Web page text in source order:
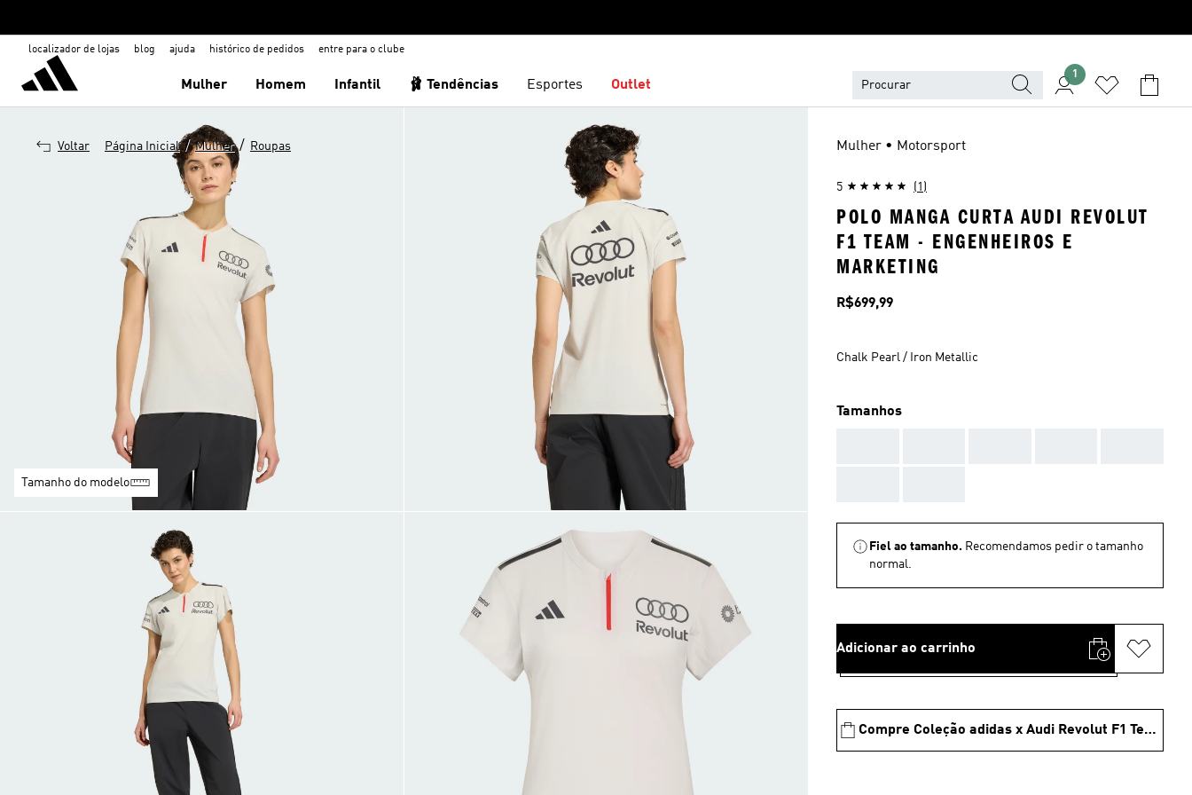
localizador de lojas blog ajuda histórico de pedidos entre para o clube
Mulher Homem Infantil 🩰 Tendências Esportes Outlet
1
Voltar Página Inicial / Mulher / Roupas
Tamanho do modelo
Mulher • Motorsport
5 (1)
POLO MANGA CURTA AUDI REVOLUT
F1 TEAM - ENGENHEIROS E
MARKETING
Preço
R$699,99
Chalk Pearl / Iron Metallic
Tamanhos
Fiel ao tamanho. Recomendamos pedir o tamanho
normal.
Adicionar ao carrinho
Compre Coleção adidas x Audi Revolut F1 Team